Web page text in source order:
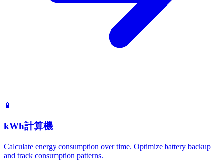
🔋
kWh計算機
Calculate energy consumption over time. Optimize battery backup
and track consumption patterns.